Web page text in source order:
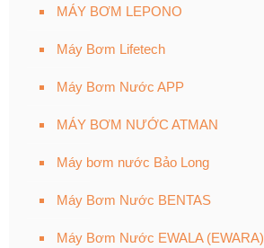
MÁY BƠM LEPONO
Máy Bơm Lifetech
Máy Bơm Nước APP
MÁY BƠM NƯỚC ATMAN
Máy bơm nước Bảo Long
Máy Bơm Nước BENTAS
Máy Bơm Nước EWALA (EWARA)